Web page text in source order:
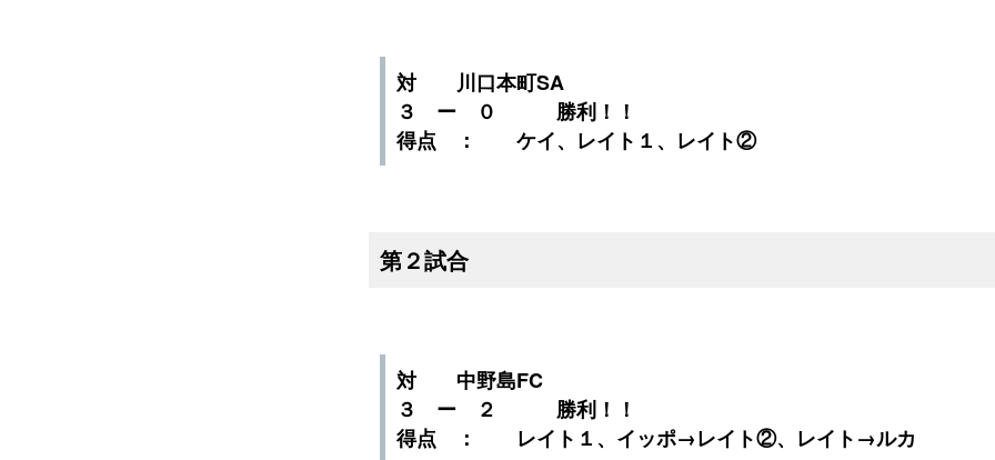
対 川口本町SA
３ ー ０ 勝利！！
得点 ： ケイ、レイト１、レイト②
第２試合
対 中野島FC
３ ー ２ 勝利！！
得点 ： レイト１、イッポ→レイト②、レイト→ルカ